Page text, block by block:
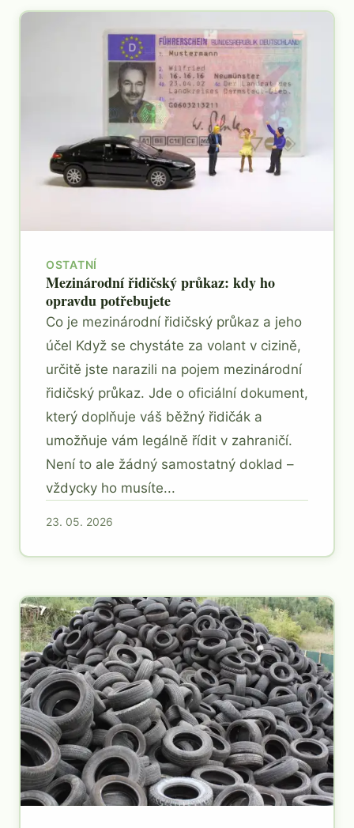
OSTATNÍ
Mezinárodní řidičský průkaz: kdy ho
opravdu potřebujete
Co je mezinárodní řidičský průkaz a jeho
účel Když se chystáte za volant v cizině,
určitě jste narazili na pojem mezinárodní
řidičský průkaz. Jde o oficiální dokument,
který doplňuje váš běžný řidičák a
umožňuje vám legálně řídit v zahraničí.
Není to ale žádný samostatný doklad –
vždycky ho musíte...
23. 05. 2026